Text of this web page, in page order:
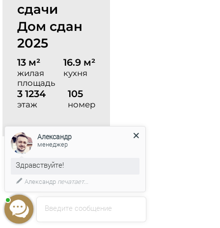
сдачи
Дом сдан
2025
13 м²
жилая
площадь
16.9 м²
кухня
3 1234
этаж
105
номер
Введите сообщение
Александр
менеджер
Здравствуйте!
Александрпечатает...